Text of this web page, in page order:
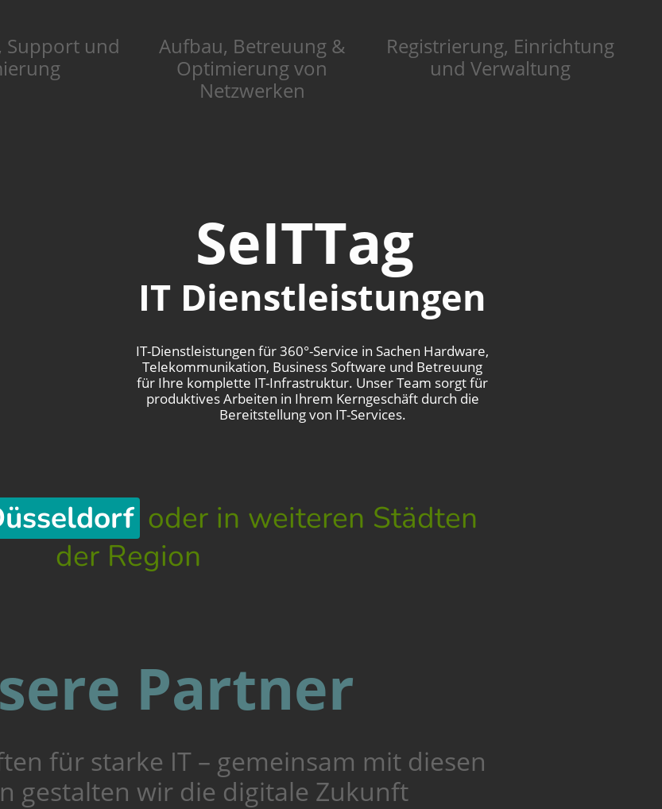
Support und
Aufbau, Betreuung &
Optimierung von
Netzwerken
Registrierung, Einrichtung
und Verwaltung
SeITTag
IT Dienstleistungen
IT-Dienstleistungen für 360°-Service in Sachen Hardware,
Telekommunikation, Business Software und Betreuung
für Ihre komplette IT-Infrastruktur. Unser Team sorgt für
produktives Arbeiten in Ihrem Kerngeschäft durch die
Bereitstellung von IT-Services.
oder in weiteren Städten der
Region
Partner
für starke IT – gemeinsam mit diesen
gestalten wir die digitale Zukunft